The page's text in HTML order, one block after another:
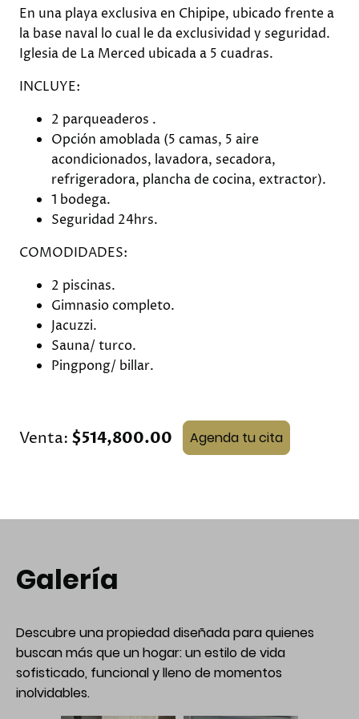
En una playa exclusiva en Chipipe, ubicado frente a
la base naval lo cual le da exclusividad y seguridad.
Iglesia de La Merced ubicada a 5 cuadras.
INCLUYE:
2 parqueaderos .
Opción amoblada (5 camas, 5 aire
acondicionados, lavadora, secadora,
refrigeradora, plancha de cocina, extractor).
1 bodega.
Seguridad 24hrs.
COMODIDADES:
2 piscinas.
Gimnasio completo.
Jacuzzi.
Sauna/ turco.
Pingpong/ billar.
Venta: $514,800.00 Agenda tu cita
Galería
Descubre una propiedad diseñada para quienes
buscan más que un hogar: un estilo de vida
sofisticado, funcional y lleno de momentos
inolvidables.